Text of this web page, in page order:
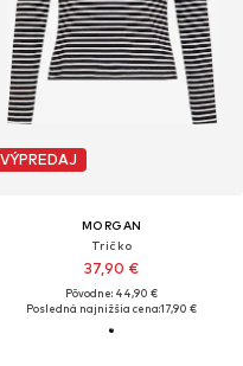
VÝPREDAJ
MORGAN
Tričko
37,90 €
Pôvodne: 44,90 €
Posledná najnižšia cena:17,90 €